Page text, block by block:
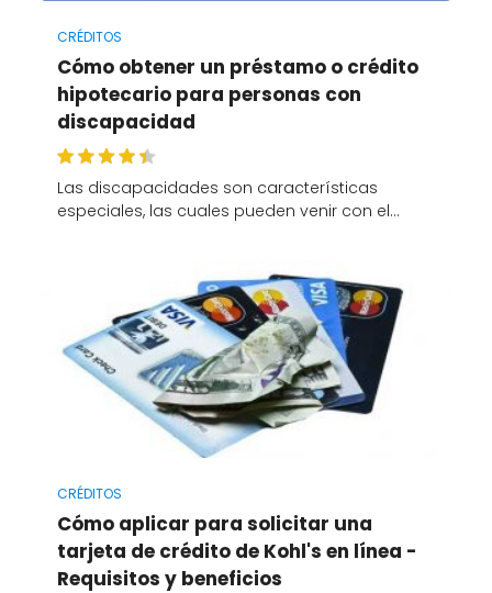
CRÉDITOS
Cómo obtener un préstamo o crédito
hipotecario para personas con
discapacidad
Las discapacidades son características
especiales, las cuales pueden venir con el…
CRÉDITOS
Cómo aplicar para solicitar una
tarjeta de crédito de Kohl's en línea -
Requisitos y beneficios